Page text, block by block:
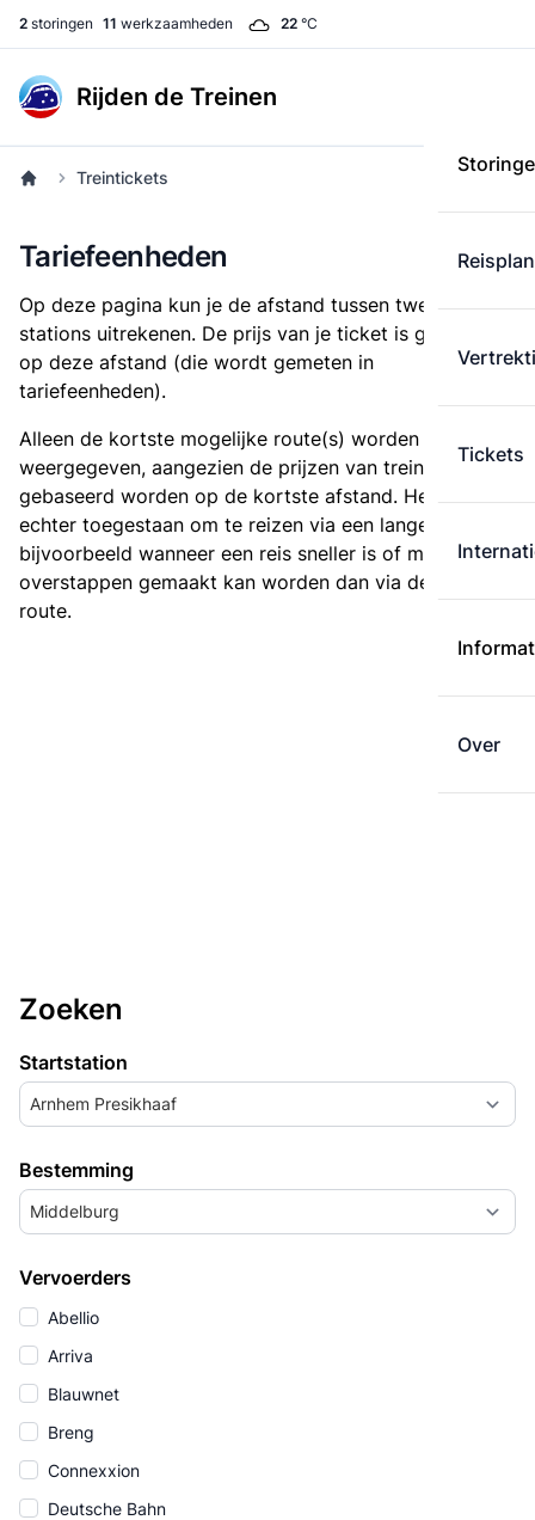
2 storingen 11 werkzaamheden 22 °C
Rijden de Treinen
Tickets
Over
Treintickets
Tariefeenheden
Op deze pagina kun je de afstand tussen twee
stations uitrekenen. De prijs van je ticket is gebaseerd
op deze afstand (die wordt gemeten in
tariefeenheden).
Alleen de kortste mogelijke route(s) worden
weergegeven, aangezien de prijzen van treintickets
gebaseerd worden op de kortste afstand. Het is
echter toegestaan om te reizen via een langere route,
bijvoorbeeld wanneer een reis sneller is of met minder
overstappen gemaakt kan worden dan via de kortste
route.
Zoeken
Startstation
Arnhem Presikhaaf
Bestemming
Middelburg
Vervoerders
Abellio
Arriva
Blauwnet
Breng
Connexxion
Deutsche Bahn